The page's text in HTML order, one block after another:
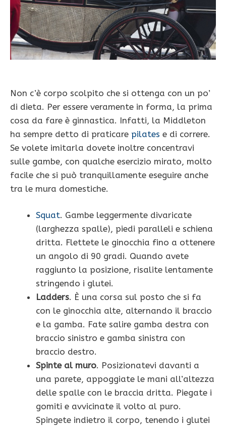
Non c’è corpo scolpito che si ottenga con un po’
di dieta. Per essere veramente in forma, la prima
cosa da fare è ginnastica. Infatti, la Middleton
ha sempre detto di praticare pilates e di correre.
Se volete imitarla dovete inoltre concentravi
sulle gambe, con qualche esercizio mirato, molto
facile che si può tranquillamente eseguire anche
tra le mura domestiche.
Squat. Gambe leggermente divaricate
(larghezza spalle), piedi paralleli e schiena
dritta. Flettete le ginocchia fino a ottenere
un angolo di 90 gradi. Quando avete
raggiunto la posizione, risalite lentamente
stringendo i glutei.
Ladders. È una corsa sul posto che si fa
con le ginocchia alte, alternando il braccio
e la gamba. Fate salire gamba destra con
braccio sinistro e gamba sinistra con
braccio destro.
Spinte al muro. Posizionatevi davanti a
una parete, appoggiate le mani all’altezza
delle spalle con le braccia dritta. Piegate i
gomiti e avvicinate il volto al puro.
Spingete indietro il corpo, tenendo i glutei